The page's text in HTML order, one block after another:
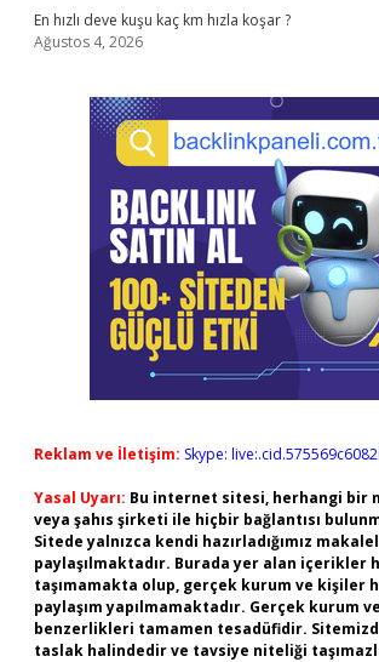
En hızlı deve kuşu kaç km hızla koşar ?
Ağustos 4, 2026
Reklam ve İletişim: Skype:
Yasal Uyarı: Bu internet sitesi, herhangi bir
veya şahıs şirketi ile hiçbir bağlantısı
Sitede yalnızca kendi hazırladığımız
paylaşılmaktadır. Burada yer alan içerikler
taşımamakta olup, gerçek kurum ve kişiler
paylaşım yapılmamaktadır. Gerçek kurum
benzerlikleri tamamen tesadüfidir.
taslak halindedir ve tavsiye niteliği